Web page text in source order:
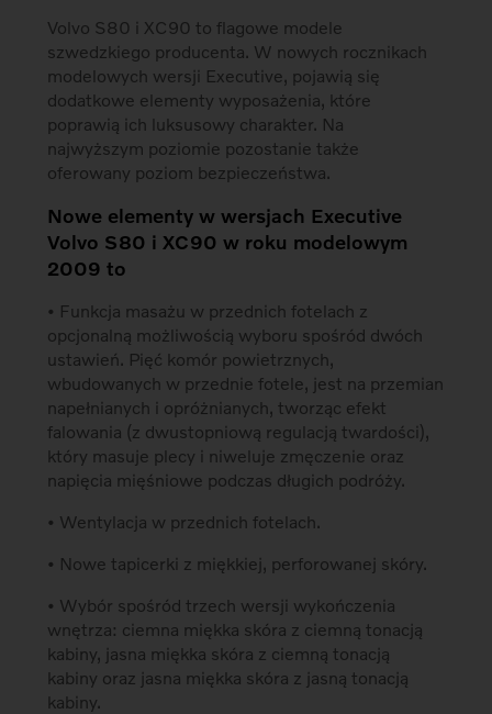
Volvo S80 i XC90 to flagowe modele
szwedzkiego producenta. W nowych rocznikach
modelowych wersji Executive, pojawią się
dodatkowe elementy wyposażenia, które
poprawią ich luksusowy charakter. Na
najwyższym poziomie pozostanie także
oferowany poziom bezpieczeństwa.
Nowe elementy w wersjach Executive
Volvo S80 i XC90 w roku modelowym
2009 to
• Funkcja masażu w przednich fotelach z
opcjonalną możliwością wyboru spośród dwóch
ustawień. Pięć komór powietrznych,
wbudowanych w przednie fotele, jest na przemian
napełnianych i opróżnianych, tworząc efekt
falowania (z dwustopniową regulacją twardości),
który masuje plecy i niweluje zmęczenie oraz
napięcia mięśniowe podczas długich podróży.
• Wentylacja w przednich fotelach.
• Nowe tapicerki z miękkiej, perforowanej skóry.
• Wybór spośród trzech wersji wykończenia
wnętrza: ciemna miękka skóra z ciemną tonacją
kabiny, jasna miękka skóra z ciemną tonacją
kabiny oraz jasna miękka skóra z jasną tonacją
kabiny.